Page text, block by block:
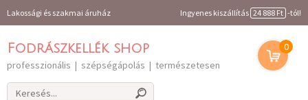
Lakossági és szakmai áruház Ingyenes kiszállítás 24 888 Ft -tól!
Fodrászkellék shop
professzionális | szépségápolás | természetesen
0